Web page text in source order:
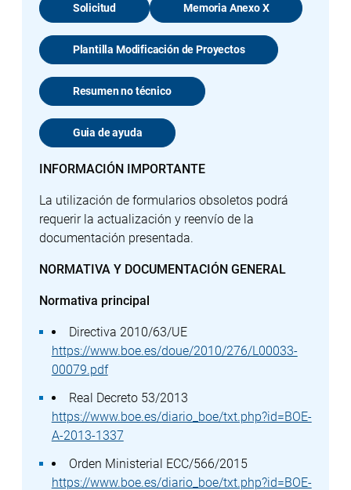
Solicitud Memoria Anexo X
Plantilla Modificación de Proyectos
Resumen no técnico
Guia de ayuda
INFORMACIÓN IMPORTANTE
La utilización de formularios obsoletos podrá
requerir la actualización y reenvío de la
documentación presentada.
NORMATIVA Y DOCUMENTACIÓN GENERAL
Normativa principal
Directiva 2010/63/UE
https://www.boe.es/doue/2010/276/L00033-
00079.pdf
Real Decreto 53/2013
https://www.boe.es/diario_boe/txt.php?id=BOE-
A-2013-1337
Orden Ministerial ECC/566/2015
https://www.boe.es/diario_boe/txt.php?id=BOE-